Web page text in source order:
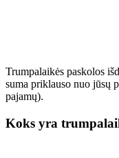
Trumpalaikės paskolos
suma priklauso nuo jūsų
pajamų).
Koks yra